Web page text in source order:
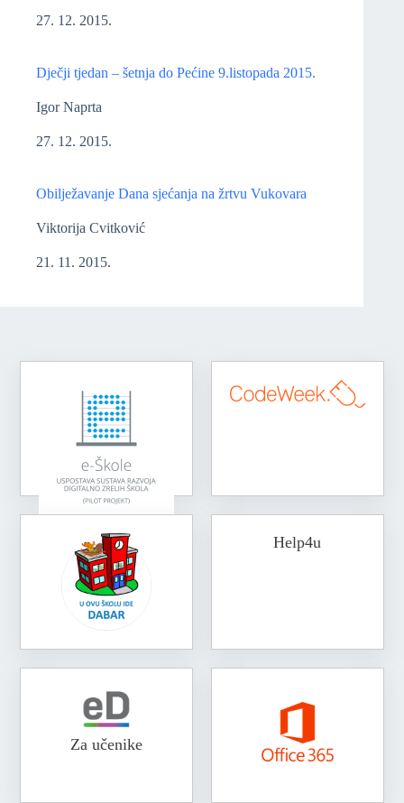
27. 12. 2015.
Dječji tjedan – šetnja do Pećine 9.listopada 2015.
Igor Naprta
27. 12. 2015.
Obilježavanje Dana sjećanja na žrtvu Vukovara
Viktorija Cvitković
21. 11. 2015.
Help4u
Za učenike